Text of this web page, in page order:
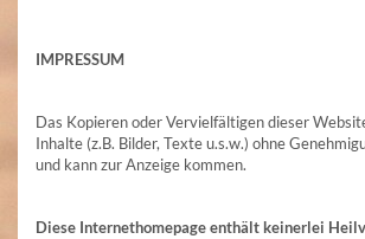
IMPRESSUM​
Das Kopieren oder Vervielfältigen dieser
Inhalte (z.B. Bilder, Texte u.s.w.) ohne
und kann zur Anzeige kommen.
Diese Internethomepage enthält keinerlei